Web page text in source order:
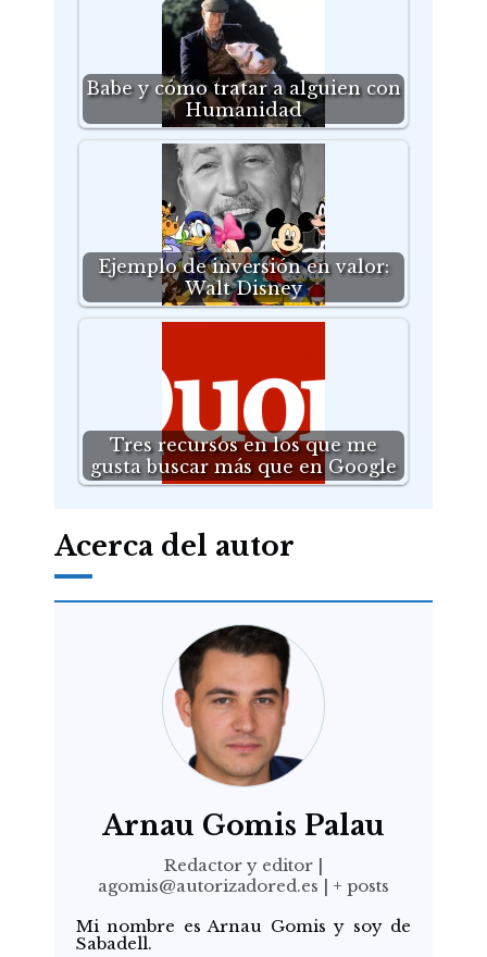
Babe y cómo tratar a alguien con
Humanidad
Ejemplo de inversión en valor:
Walt Disney
Tres recursos en los que me
gusta buscar más que en Google
Acerca del autor
Arnau Gomis Palau
Redactor y editor |
agomis@autorizadored.es | + posts
Mi nombre es Arnau Gomis y soy de
Sabadell.